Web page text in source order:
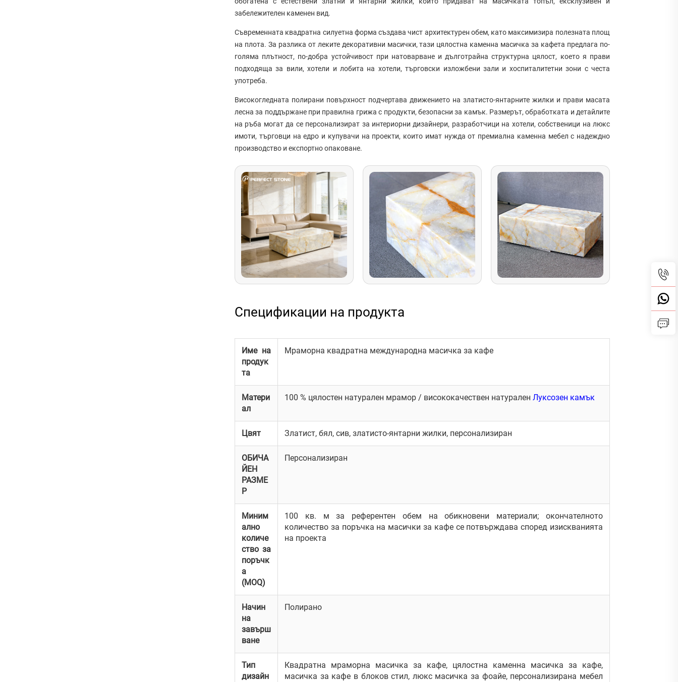
забележителен каменен вид.
Съвременната квадратна силуетна форма създава чист архитектурен обем, като максимизира полезната площ
на плота. За разлика от леките декоративни масички, тази цялостна каменна масичка за кафета предлага по-
голяма плътност, по-добра устойчивост при натоварване и дълготрайна структурна цялост, което я прави
подходяща за вили, хотели и лобита на хотели, търговски изложбени зали и хоспиталитетни зони с честа
употреба.
Високогледната полирани повърхност подчертава движението на златисто-янтарните жилки и прави масата
лесна за поддържане при правилна грижа с продукти, безопасни за камък. Размерът, обработката и детайлите
на ръба могат да се персонализират за интериорни дизайнери, разработчици на хотели, собственици на люкс
имоти, търговци на едро и купувачи на проекти, които имат нужда от премиална каменна мебел с надеждно
производство и експортно опаковане.
Спецификации на продукта
Име на
продук
та
Мраморна квадратна международна масичка за кафе
Матери
ал
100 % цялостен натурален мрамор / висококачествен натурален Луксозен камък
Цвят Златист, бял, сив, златисто-янтарни жилки, персонализиран
ОБИЧА
ЙЕН
РАЗМЕ
Р
Персонализиран
Миним
ално
количе
ство за
поръчк
а
(MOQ)
100 кв. м за референтен обем на обикновени материали; окончателното
количество за поръчка на масички за кафе се потвърждава според изискванията
на проекта
Начин
на
завърш
ване
Полирано
Тип
дизайн
Квадратна мраморна масичка за кафе, цялостна каменна масичка за кафе,
масичка за кафе в блоков стил, люкс масичка за фоайе, персонализирана мебел